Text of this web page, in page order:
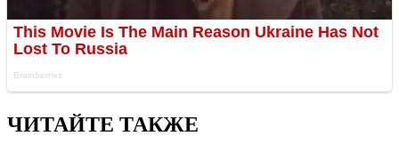
ЧИТАЙТЕ ТАКЖЕ